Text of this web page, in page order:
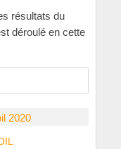
résultats du
déroulé en cette